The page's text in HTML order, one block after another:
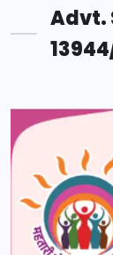
Advt.